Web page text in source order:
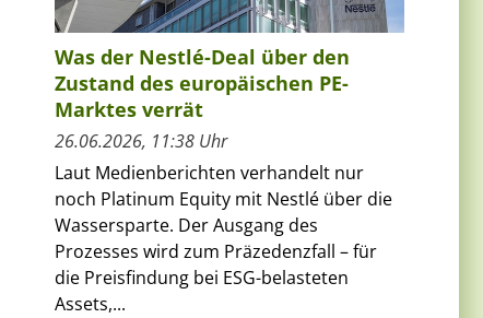
Was der Nestlé-Deal über den
Zustand des europäischen PE-
Marktes verrät
26.06.2026, 11:38 Uhr
Laut Medienberichten verhandelt nur
noch Platinum Equity mit Nestlé über die
Wassersparte. Der Ausgang des
Prozesses wird zum Präzedenzfall – für
die Preisfindung bei ESG-belasteten
Assets,...